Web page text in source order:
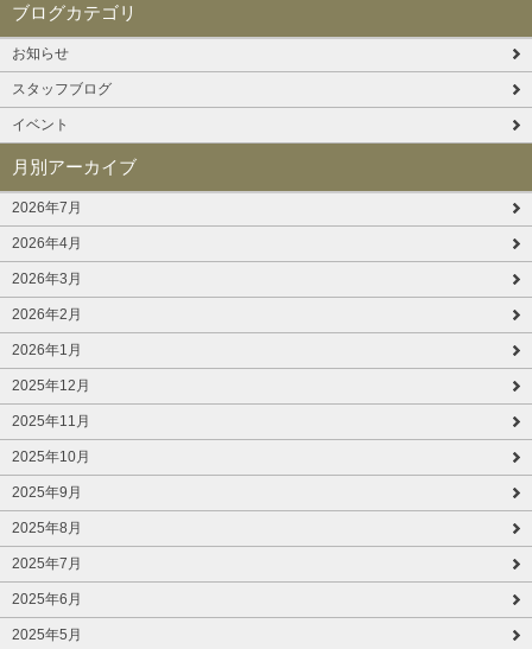
ブログカテゴリ
お知らせ
スタッフブログ
イベント
月別アーカイブ
2026年7月
2026年4月
2026年3月
2026年2月
2026年1月
2025年12月
2025年11月
2025年10月
2025年9月
2025年8月
2025年7月
2025年6月
2025年5月